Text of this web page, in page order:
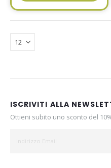
ISCRIVITI ALLA
Ottieni subito uno sconto del